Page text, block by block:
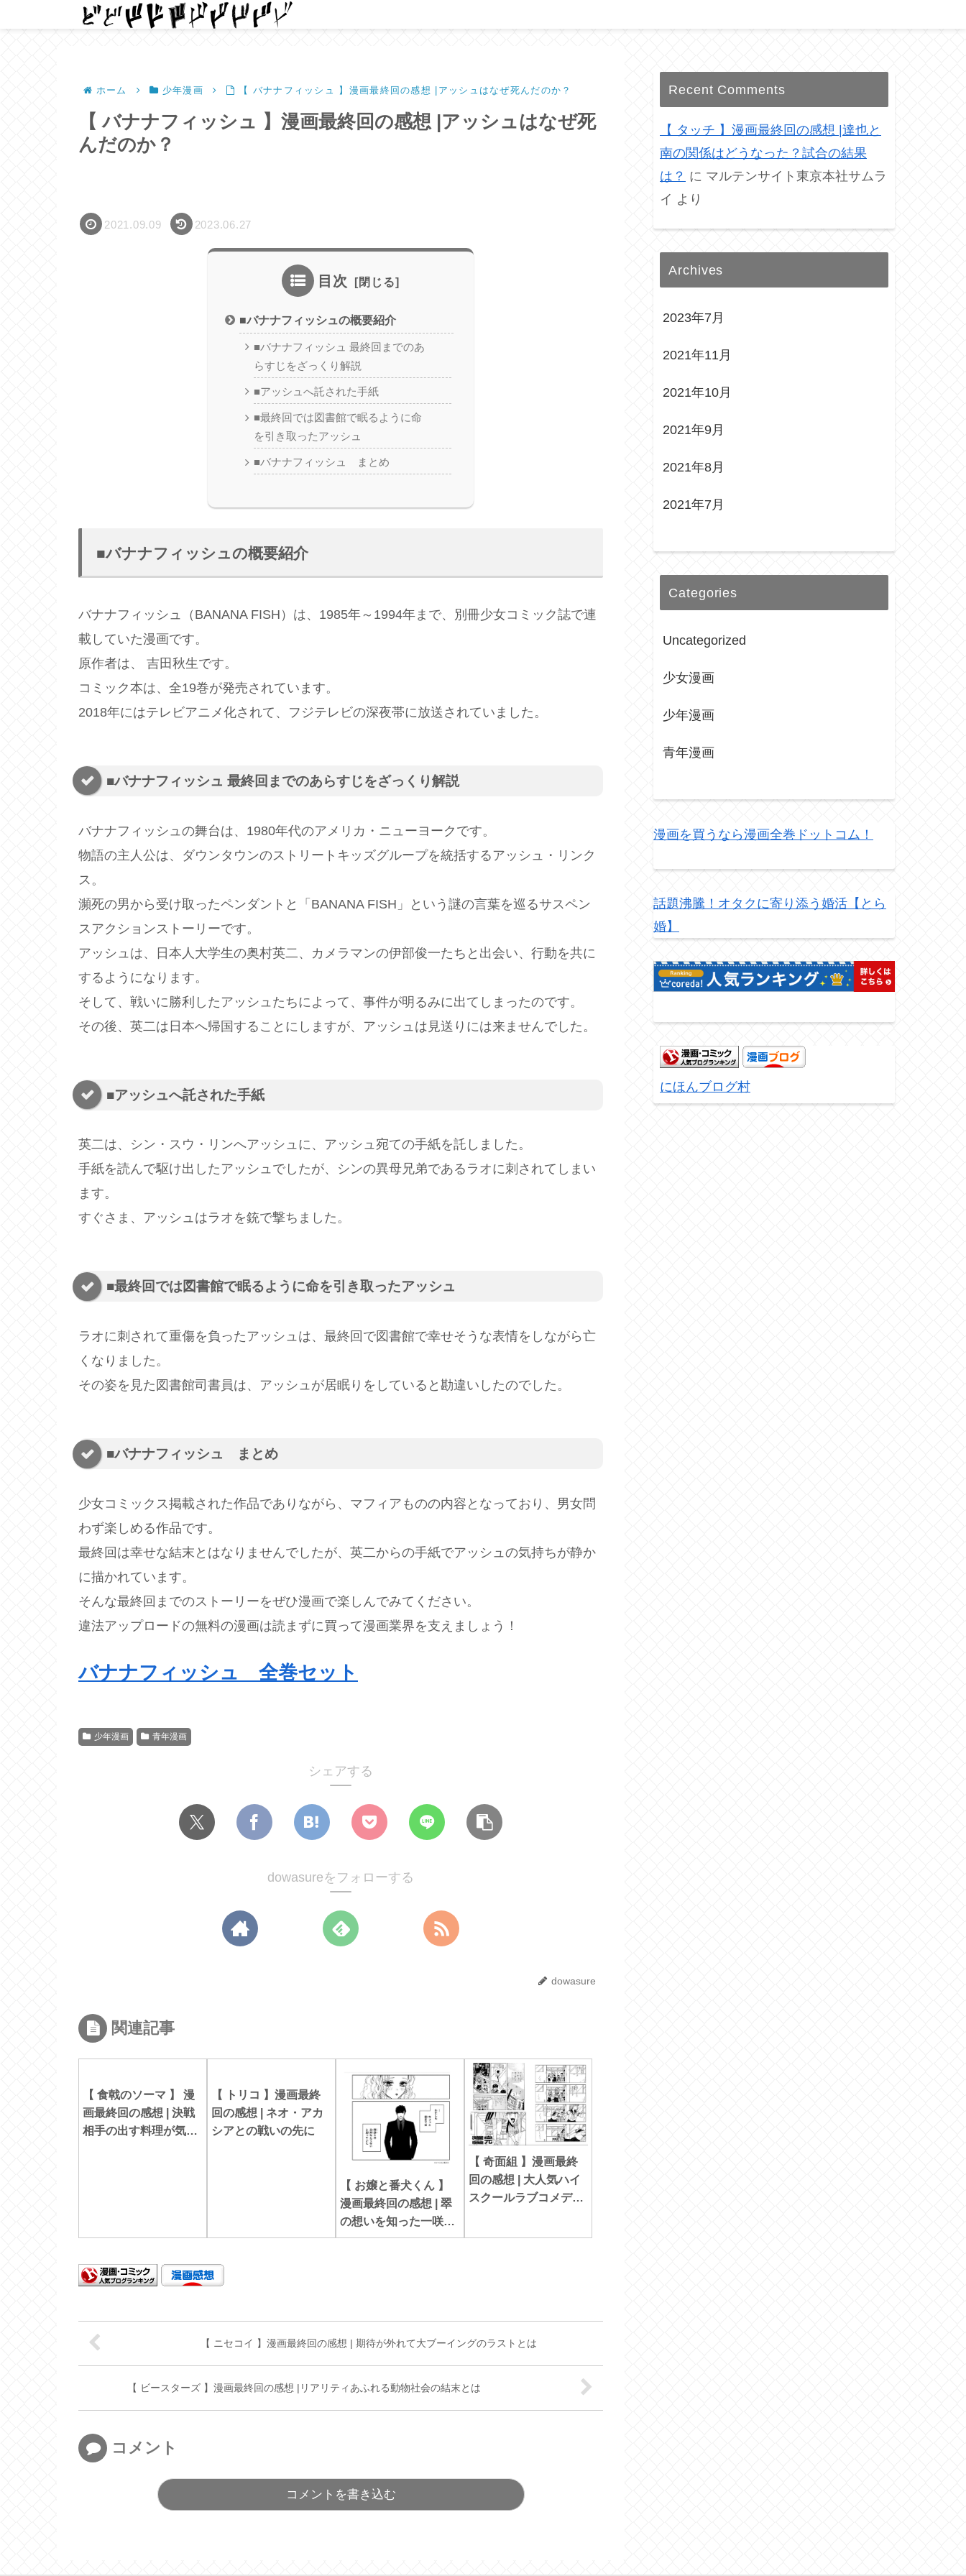
ホーム 少年漫画 【 バナナフィッシュ 】漫画最終回の感想 |アッシュはなぜ死んだのか？
【 バナナフィッシュ 】漫画最終回の感想 |アッシュはなぜ死
んだのか？
2021.09.09 2023.06.27
目次
■バナナフィッシュの概要紹介
■バナナフィッシュ 最終回までのあ
らすじをざっくり解説
■アッシュへ託された手紙
■最終回では図書館で眠るように命
を引き取ったアッシュ
■バナナフィッシュ まとめ
■バナナフィッシュの概要紹介
バナナフィッシュ（BANANA FISH）は、1985年～1994年まで、別冊少女コミック誌で連
載していた漫画です。
原作者は、 吉田秋生です。
コミック本は、全19巻が発売されています。
2018年にはテレビアニメ化されて、フジテレビの深夜帯に放送されていました。
■バナナフィッシュ 最終回までのあらすじをざっくり解説
バナナフィッシュの舞台は、1980年代のアメリカ・ニューヨークです。
物語の主人公は、ダウンタウンのストリートキッズグループを統括するアッシュ・リンク
ス。
瀕死の男から受け取ったペンダントと「BANANA FISH」という謎の言葉を巡るサスペン
スアクションストーリーです。
アッシュは、日本人大学生の奥村英二、カメラマンの伊部俊一たちと出会い、行動を共に
するようになります。
そして、戦いに勝利したアッシュたちによって、事件が明るみに出てしまったのです。
その後、英二は日本へ帰国することにしますが、アッシュは見送りには来ませんでした。
■アッシュへ託された手紙
英二は、シン・スウ・リンへアッシュに、アッシュ宛ての手紙を託しました。
手紙を読んで駆け出したアッシュでしたが、シンの異母兄弟であるラオに刺されてしまい
ます。
すぐさま、アッシュはラオを銃で撃ちました。
■最終回では図書館で眠るように命を引き取ったアッシュ
ラオに刺されて重傷を負ったアッシュは、最終回で図書館で幸せそうな表情をしながら亡
くなりました。
その姿を見た図書館司書員は、アッシュが居眠りをしていると勘違いしたのでした。
■バナナフィッシュ まとめ
少女コミックス掲載された作品でありながら、マフィアものの内容となっており、男女問
わず楽しめる作品です。
最終回は幸せな結末とはなりませんでしたが、英二からの手紙でアッシュの気持ちが静か
に描かれています。
そんな最終回までのストーリーをぜひ漫画で楽しんでみてください。
違法アップロードの無料の漫画は読まずに買って漫画業界を支えましょう！
バナナフィッシュ 全巻セット
少年漫画 青年漫画
シェアする
dowasureをフォローする
dowasure
関連記事
【 食戟のソーマ 】 漫
画最終回の感想 | 決戦
相手の出す料理が気に
【 トリコ 】漫画最終
回の感想 | ネオ・アカ
シアとの戦いの先に
【 お嬢と番犬くん 】
漫画最終回の感想 | 翠
の想いを知った一咲と
啓弥の決意！？
【 奇面組 】漫画最終
回の感想 | 大人気ハイ
スクールラブコメディ
【 ニセコイ 】漫画最終回の感想 | 期待が外れて大ブーイングのラストとは
【 ビースターズ 】漫画最終回の感想 |リアリティあふれる動物社会の結末とは
コメント
コメントを書き込む
Recent Comments
【 タッチ 】漫画最終回の感想 |達也と
南の関係はどうなった？試合の結果
は？ に マルテンサイト東京本社サムラ
イ より
Archives
2023年7月
2021年11月
2021年10月
2021年9月
2021年8月
2021年7月
Categories
Uncategorized
少女漫画
少年漫画
青年漫画
漫画を買うなら漫画全巻ドットコム！
話題沸騰！オタクに寄り添う婚活【とら
婚】
にほんブログ村